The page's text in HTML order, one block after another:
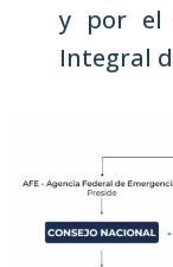
y por el
Integral